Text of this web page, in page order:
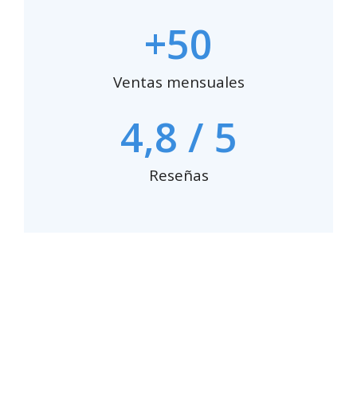
Ventas mensuales
+50
Reseñas
4,8 / 5